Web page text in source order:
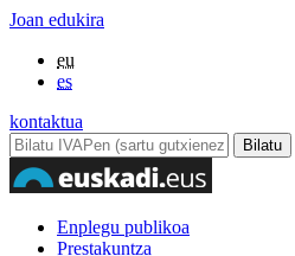
Joan edukira
eu
es
kontaktua
Enplegu publikoa
Prestakuntza